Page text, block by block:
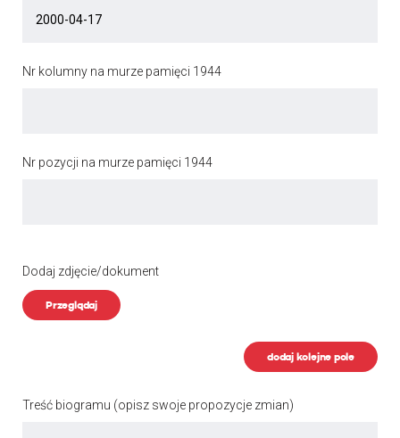
Nr kolumny na murze pamięci 1944
Nr pozycji na murze pamięci 1944
Dodaj zdjęcie/dokument
Przeglądaj
dodaj kolejne pole
Treść biogramu (opisz swoje propozycje zmian)